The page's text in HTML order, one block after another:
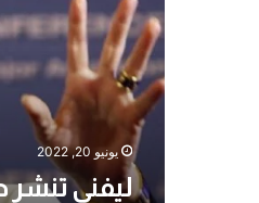
لها
مع
أمير
سعودي
يونيو 20, 2022
ليفني تنشر